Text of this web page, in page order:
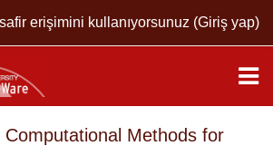
erişimini kullanıyorsunuz (Giriş yap)
Methods for